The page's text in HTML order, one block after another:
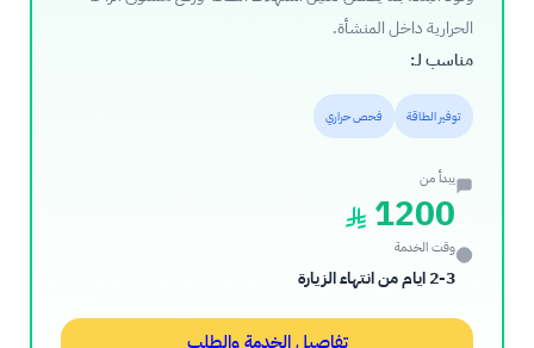
الحرارية داخل المنشأة.
مناسب لـ:
توفير الطاقة فحص حراري
وقت الخدمة
2-3 ايام من انتهاء الزيارة
يبدأ من
1200
تفاصيل الخدمة والطلب